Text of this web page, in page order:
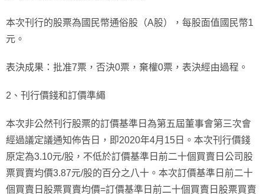
本次刊行的股票為國民幣通俗股（A股），每股面值國民幣1
元。
表決成果：批准7票，否決0票，棄權0票，表決經由過程。
2、刊行價錢和訂價準繩
本次非公然刊行股票的訂價基準日為第五屆董事會第三次會
經過議定議通知佈告日，即2020年4月15日。本次刊行價錢
原定為3.10元/股，不低於訂價基準日前二十個買賣日公司股
票買賣均價3.87元/股的百分之八十。本次訂價基準日前二十
個買賣日股票買賣均價=訂價基準日前二十個買賣日股票買賣